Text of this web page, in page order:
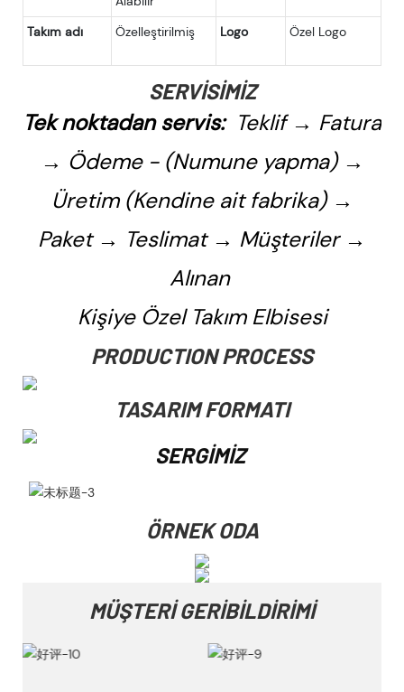
Takım adı
Özelleştirilmiş Logo Özel Logo
SERVISIMIZ
Tek noktadan servis: Teklif → Fatura
→ Ödeme - (Numune yapma) →
Üretim (Kendine ait fabrika) →
Paket → Teslimat → Müşteriler →
Alınan
Kişiye Özel Takım Elbisesi
PRODUCTION PROCESS
TASARIM FORMATI
SERGIMIZ
ÖRNEK ODA
MÜŞTERI GERIBILDIRIMI